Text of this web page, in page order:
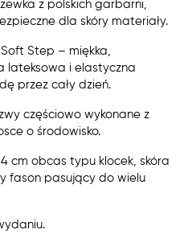
z polskich garbarni,
dla skóry materiały.
Step – miękka,
lateksowa i elastyczna
przez cały dzień.
częściowo wykonane z
o środowisko.
cm obcas typu klocek, skóra
fason pasujący do wielu